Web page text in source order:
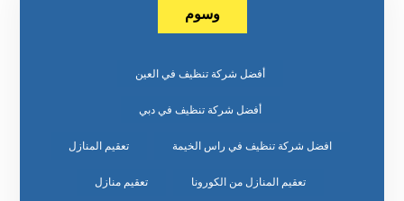
وسوم
أفضل شركة تنظيف في العين
أفضل شركة تنظيف في دبي
افضل شركة تنظيف في راس الخيمة تعقيم المنازل
تعقيم المنازل من الكورونا تعقيم منازل